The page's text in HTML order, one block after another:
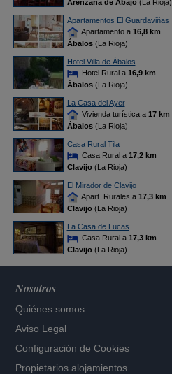
Arenzana de Abajo(La Rioja)
Apartamentos El Guardaviñas
Apartamento a 16,8 km
Ábalos(La Rioja)
Hotel Villa de Ábalos
Hotel Rural a 16,9 km
Ábalos(La Rioja)
La Casa del Ayer
Vivienda turística a 17 km
Ábalos(La Rioja)
Casa Rural Tila
Casa Rural a 17,2 km
Clavijo(La Rioja)
El Mirador de Clavijo
Apart. Rurales a 17,3 km
Clavijo(La Rioja)
La Casa de Lucas
Casa Rural a 17,3 km
Clavijo(La Rioja)
Nosotros
Quiénes somos
Aviso Legal
Configuración de Cookies
Propietarios alojamientos